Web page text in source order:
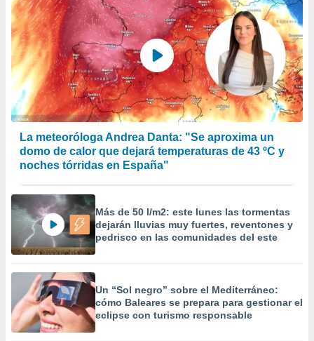
La meteoróloga Andrea Danta: "Se aproxima un
domo de calor que dejará temperaturas de 43 ºC y
noches tórridas en España"
Más de 50 l/m2: este lunes las tormentas
dejarán lluvias muy fuertes, reventones y
pedrisco en las comunidades del este
Un “Sol negro” sobre el Mediterráneo:
cómo Baleares se prepara para gestionar el
eclipse con turismo responsable